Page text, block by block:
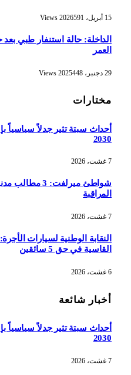
15 أبريل، 2026 591
Views
الداخلة: حالة استنفار طبي
العمر
29 دجنبر، 2025 448
Views
مختارات
أحداث سبتة تثير جدلاً سياسياً
2030
7 غشت، 2026
شواطئ ميرلفت: 3
المراقبة
7 غشت، 2026
النقابة الوطنية لسيارات
القاسية في حق 5 سائقين
6 غشت، 2026
أخبار شائعة
أحداث سبتة تثير جدلاً سياسياً
2030
7 غشت، 2026